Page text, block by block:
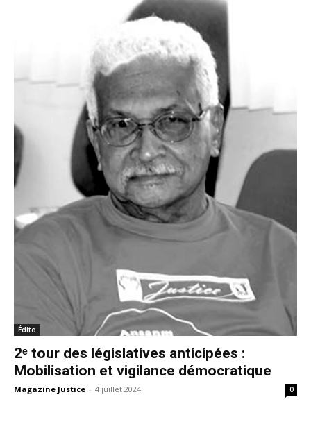
Édito
2ᵉ tour des législatives anticipées :
Mobilisation et vigilance démocratique
Magazine Justice - 4 juillet 2024 0